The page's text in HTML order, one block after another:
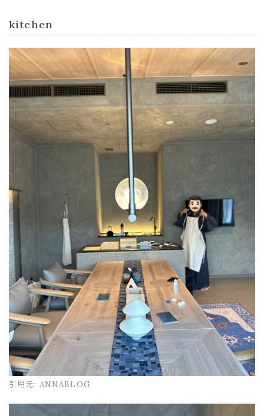
kitchen
引用元: ANNABLOG